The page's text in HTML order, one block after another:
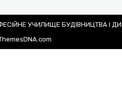
УЧИЛИЩЕ БУДІВНИЦТВА І